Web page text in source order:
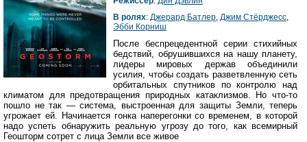
В ролях: Джерард Батлер Джим Стёрджесс
Эбби Корниш
После беспрецедентной серии стихийных
бедствий, обрушившихся на нашу планету,
лидеры мировых держав объединили
усилия, чтобы создать разветвленную сеть
орбитальных спутников по контролю над
климатом для предотвращения природных катаклизмов. Но что-то
пошло не так — система, выстроенная для защиты Земли, теперь
угрожает ей. Начинается гонка наперегонки со временем, в которой
надо успеть обнаружить реальную угрозу до того, как всемирный
Геошторм сотрет с лица Земли все живое